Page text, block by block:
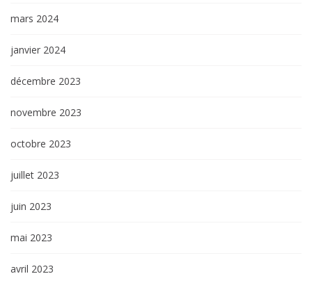
mars 2024
janvier 2024
décembre 2023
novembre 2023
octobre 2023
juillet 2023
juin 2023
mai 2023
avril 2023